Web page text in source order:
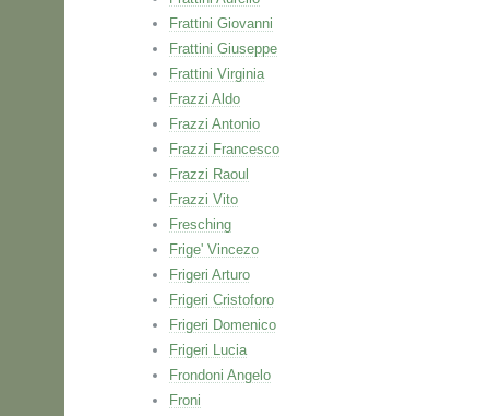
Frattini Giovanni
Frattini Giuseppe
Frattini Virginia
Frazzi Aldo
Frazzi Antonio
Frazzi Francesco
Frazzi Raoul
Frazzi Vito
Fresching
Frige' Vincezo
Frigeri Arturo
Frigeri Cristoforo
Frigeri Domenico
Frigeri Lucia
Frondoni Angelo
Froni